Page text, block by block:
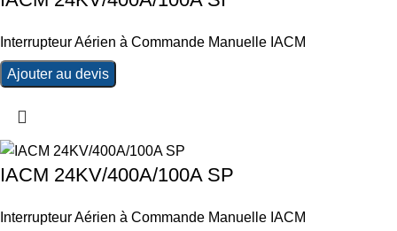
Interrupteur Aérien à Commande Manuelle IACM
Ajouter au devis
IACM 24KV/400A/100A SP
Interrupteur Aérien à Commande Manuelle IACM